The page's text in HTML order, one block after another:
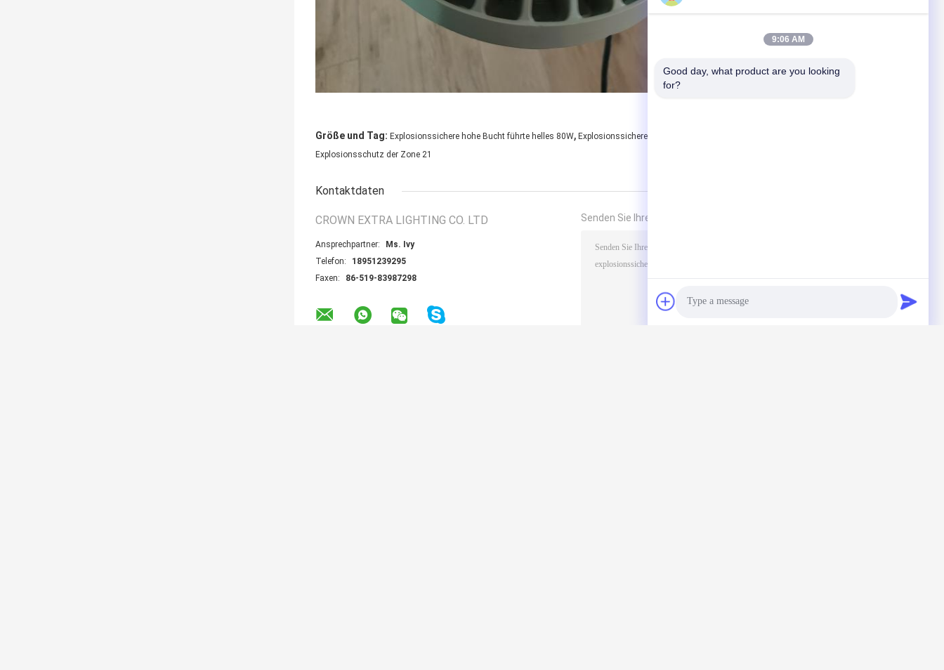
Größe und Tag: Explosionssichere hohe Bucht führte helles 80W, Explosionssichere hohe Bucht der Zonen-21 führte Licht
Explosionsschutz der Zone 21
Kontaktdaten
CROWN EXTRA LIGHTING CO. LTD
Ansprechpartner:
Ms. Ivy
Telefon:
18951239295
Faxen:
86-519-83987298
Senden Sie Ihre Anfrage direkt an uns
9:06 AM
Good day, what product are you looking
for?